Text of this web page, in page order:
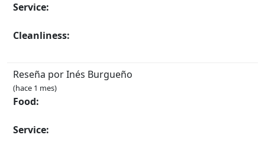
Service:
Cleanliness:
Reseña por Inés Burgueño
(hace 1 mes)
Food:
Service: